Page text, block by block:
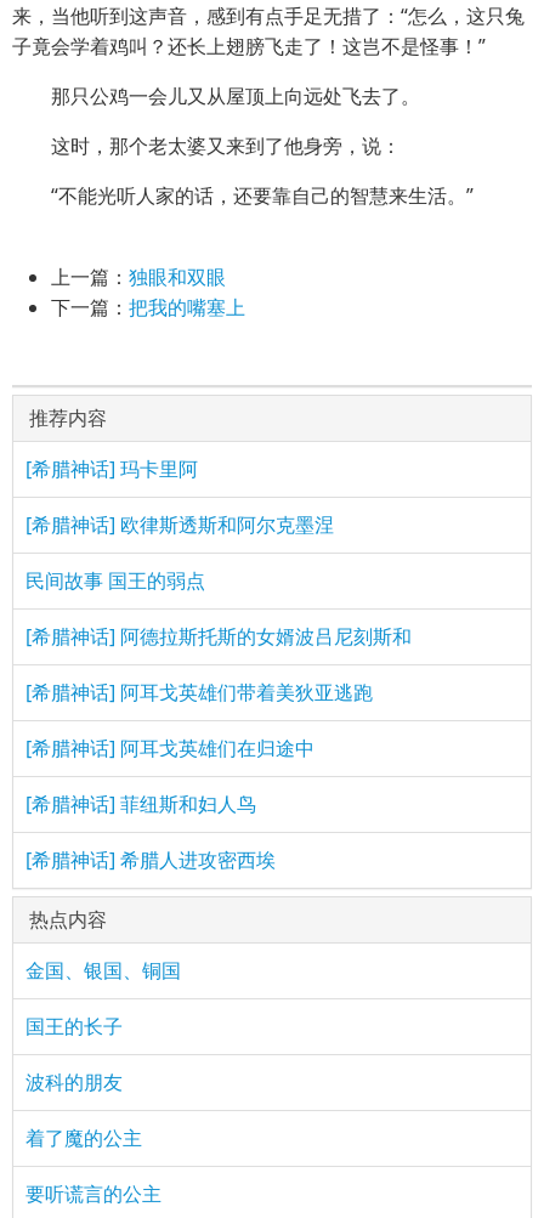
来，当他听到这声音，感到有点手足无措了：“怎么，这只兔
子竟会学着鸡叫？还长上翅膀飞走了！这岂不是怪事！”
那只公鸡一会儿又从屋顶上向远处飞去了。
这时，那个老太婆又来到了他身旁，说：
“不能光听人家的话，还要靠自己的智慧来生活。”
上一篇： 独眼和双眼
下一篇： 把我的嘴塞上
推荐内容
[希腊神话] 玛卡里阿
[希腊神话] 欧律斯透斯和阿尔克墨涅
民间故事 国王的弱点
[希腊神话] 阿德拉斯托斯的女婿波吕尼刻斯和
[希腊神话] 阿耳戈英雄们带着美狄亚逃跑
[希腊神话] 阿耳戈英雄们在归途中
[希腊神话] 菲纽斯和妇人鸟
[希腊神话] 希腊人进攻密西埃
热点内容
金国、银国、铜国
国王的长子
波科的朋友
着了魔的公主
要听谎言的公主